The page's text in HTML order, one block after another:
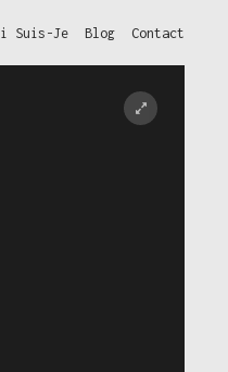
Suis-Je Blog Contact